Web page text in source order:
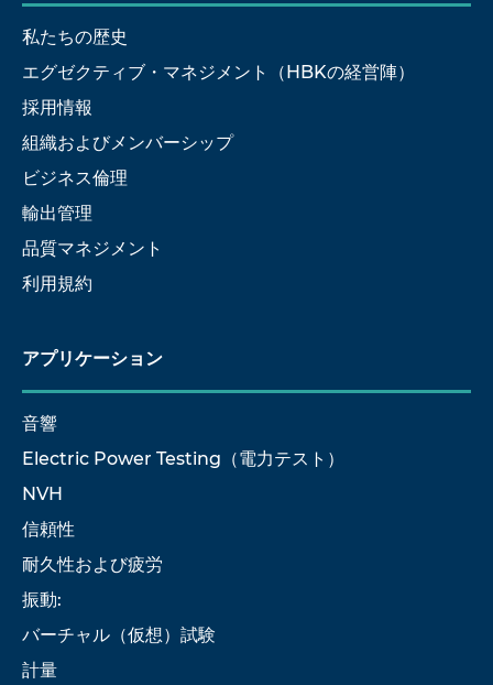
私たちの歴史
エグゼクティブ・マネジメント（HBKの経営陣）
採用情報
組織およびメンバーシップ
ビジネス倫理
輸出管理
品質マネジメント
利用規約
アプリケーション
音響
Electric Power Testing（電力テスト）
NVH
信頼性
耐久性および疲労
振動:
バーチャル（仮想）試験
計量